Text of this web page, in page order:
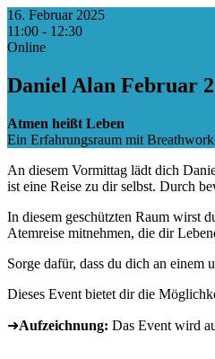
16. Februar 2025
11:00 - 12:30
Online
Daniel Alan Februar
Atmen heißt Leben
Ein Erfahrungsraum mit Breathwork
An diesem Vormittag lädt dich
ist eine Reise zu dir selbst. Durch
In diesem geschützten Raum wirst
Atemreise mitnehmen, die dir
Sorge dafür, dass du dich an einem
Dieses Event bietet dir die
➜Aufzeichnung: Das Event wird